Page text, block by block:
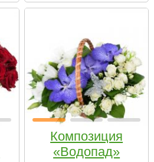
Композиция
«Водопад»